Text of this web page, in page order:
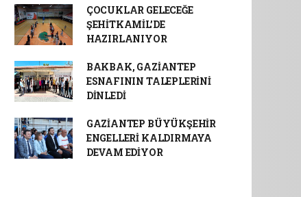
ÇOCUKLAR GELECEĞE
ŞEHİTKAMİL’DE
HAZIRLANIYOR
BAKBAK, GAZİANTEP
ESNAFININ TALEPLERİNİ
DİNLEDİ
GAZİANTEP BÜYÜKŞEHİR
ENGELLERİ KALDIRMAYA
DEVAM EDİYOR